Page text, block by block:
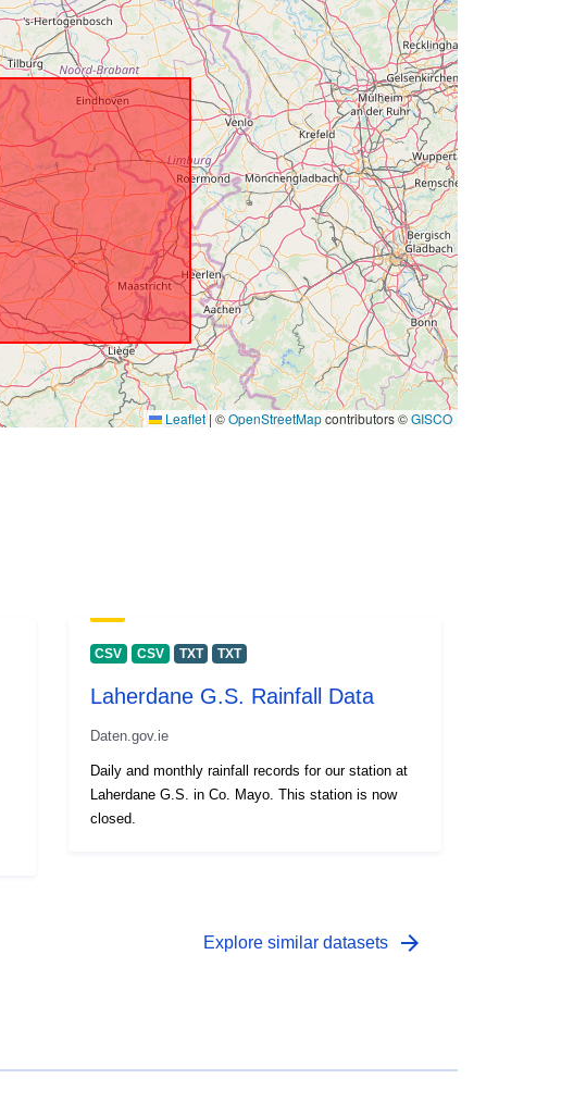
Leaflet | ©OpenStreetMapcontributors ©GISCO
CSV CSV TXT TXT
Laherdane G.S. Rainfall Data
Daten.gov.ie
Daily and monthly rainfall records for our station at
Laherdane G.S. in Co. Mayo. This station is now
closed.
Explore similar datasets arrow_forward